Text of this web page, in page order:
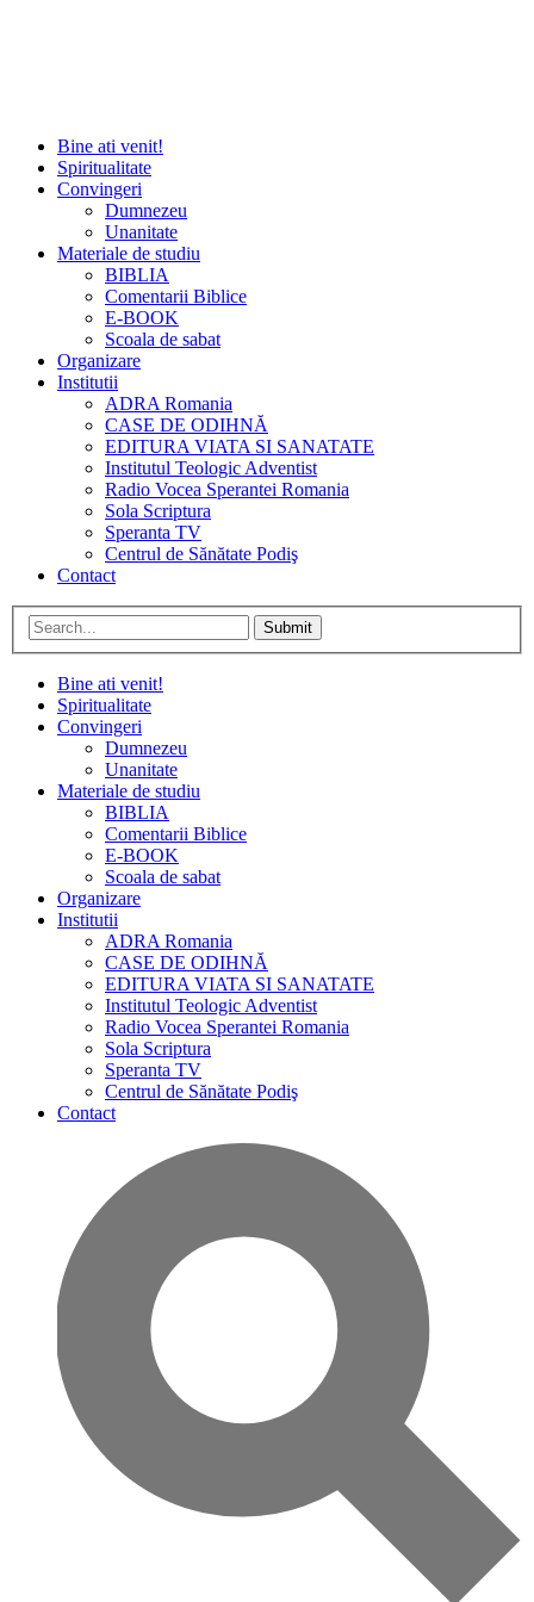
Bine ati venit!
Spiritualitate
Convingeri
Dumnezeu
Unanitate
Materiale de studiu
BIBLIA
Comentarii Biblice
E-BOOK
Scoala de sabat
Organizare
Institutii
ADRA Romania
CASE DE ODIHNĂ
EDITURA VIATA SI SANATATE
Institutul Teologic Adventist
Radio Vocea Sperantei Romania
Sola Scriptura
Speranta TV
Centrul de Sănătate Podiş
Contact
Submit
Bine ati venit!
Spiritualitate
Convingeri
Dumnezeu
Unanitate
Materiale de studiu
BIBLIA
Comentarii Biblice
E-BOOK
Scoala de sabat
Organizare
Institutii
ADRA Romania
CASE DE ODIHNĂ
EDITURA VIATA SI SANATATE
Institutul Teologic Adventist
Radio Vocea Sperantei Romania
Sola Scriptura
Speranta TV
Centrul de Sănătate Podiş
Contact